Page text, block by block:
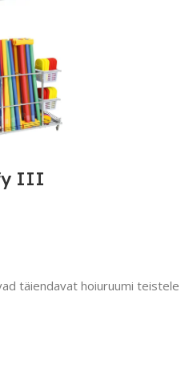
III
täiendavat hoiuruumi teistele